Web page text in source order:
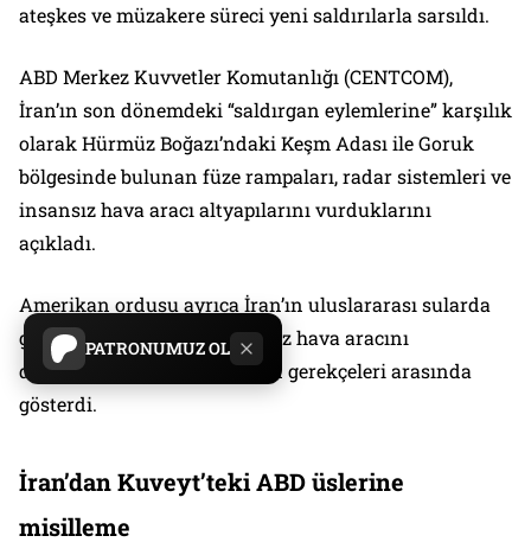
PATRONUMUZ OL
ateşkes ve müzakere süreci yeni saldırılarla sarsıldı.
ABD Merkez Kuvvetler Komutanlığı (CENTCOM),
İran’ın son dönemdeki “saldırgan eylemlerine” karşılık
olarak Hürmüz Boğazı’ndaki Keşm Adası ile Goruk
bölgesinde bulunan füze rampaları, radar sistemleri ve
insansız hava aracı altyapılarını vurduklarını
açıkladı.
Amerikan ordusu ayrıca İran’ın uluslararası sularda
görev yapan bir MQ-1 insansız hava aracını
düşürmesini de operasyonun gerekçeleri arasında
gösterdi.
İran’dan Kuveyt’teki ABD üslerine
misilleme